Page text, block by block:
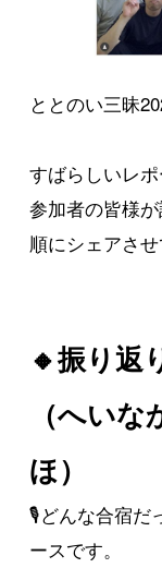
ととのい三昧
すばらしいレ
参加者の皆様が
順にシェアさ
🔸振り返
（へい
ほ）
🎙️どんな合宿だ
ースです。